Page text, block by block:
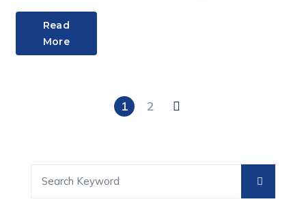
Read
More
1 2